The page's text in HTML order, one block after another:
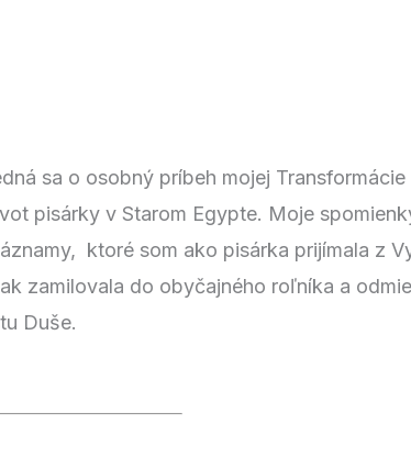
sa o osobný príbeh mojej
pisárky v Starom Egypte. Moje
ktoré som ako pisárka prijímala z
zamilovala do obyčajného roľníka a
Duše.